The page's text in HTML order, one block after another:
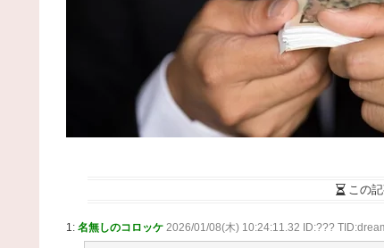
NEW! (8/7 18:05)
国際的な小咄 読者投稿 中小企業診断士受験者
ITパスポート試験対策 / まとめるZ NEW! (8/7 18:05)
小林製薬「安楽〇の薬作りました」←どんな名
なりそう？もし作ったら / 2chまとめアンテナ！
【芸能】鈴木奈々「垂れてたバストが上がった
「今が一番バスト大きい！」 下着姿を公開、豊
【巨人対ヤクルト17回戦】ヤクルト・長岡、巨
ン！！！！！！！！！！！！！ / 2chまとめアンテ
NEW! (8/7 14:46)
この
1: 名無しのコロッケ 2026/01/08(木) 10:24:11.32 ID:???